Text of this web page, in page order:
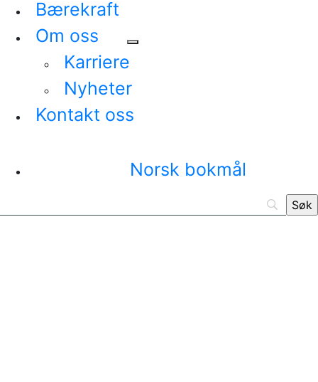
Bærekraft
Om oss
Karriere
Nyheter
Kontakt oss
Norsk bokmål